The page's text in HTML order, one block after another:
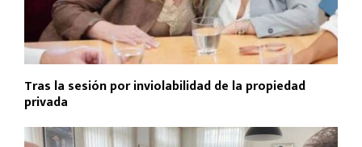
Tras la sesión por inviolabilidad de la propiedad
privada